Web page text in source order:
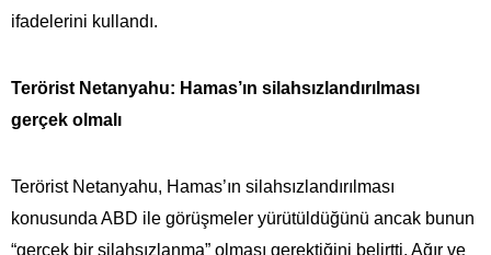
ifadelerini kullandı.
Terörist Netanyahu: Hamas’ın silahsızlandırılması
gerçek olmalı
Terörist Netanyahu, Hamas’ın silahsızlandırılması
konusunda ABD ile görüşmeler yürütüldüğünü ancak bunun
“gerçek bir silahsızlanma” olması gerektiğini belirtti. Ağır ve